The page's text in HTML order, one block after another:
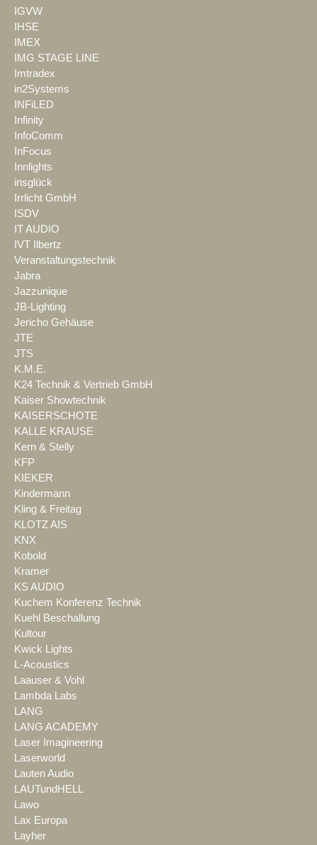
IGVW
IHSE
IMEX
IMG STAGE LINE
Imtradex
in2Systems
INFiLED
Infinity
InfoComm
InFocus
Innlights
insglück
Irrlicht GmbH
ISDV
IT AUDIO
IVT Ilbertz
Veranstaltungstechnik
Jabra
Jazzunique
JB-Lighting
Jericho Gehäuse
JTE
JTS
K.M.E.
K24 Technik & Vertrieb GmbH
Kaiser Showtechnik
KAISERSCHOTE
KALLE KRAUSE
Kern & Stelly
KFP
KIEKER
Kindermann
Kling & Freitag
KLOTZ AIS
KNX
Kobold
Kramer
KS AUDIO
Kuchem Konferenz Technik
Kuehl Beschallung
Kultour
Kwick Lights
L-Acoustics
Laauser & Vohl
Lambda Labs
LANG
LANG ACADEMY
Laser Imagineering
Laserworld
Lauten Audio
LAUTundHELL
Lawo
Lax Europa
Layher